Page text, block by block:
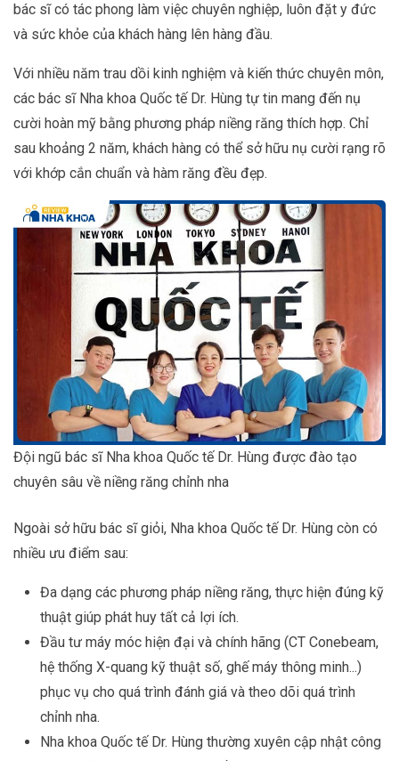
bác sĩ có tác phong làm việc chuyên nghiệp, luôn đặt y đức
và sức khỏe của khách hàng lên hàng đầu.
Với nhiều năm trau dồi kinh nghiệm và kiến thức chuyên môn,
các bác sĩ Nha khoa Quốc tế Dr. Hùng tự tin mang đến nụ
cười hoàn mỹ bằng phương pháp niềng răng thích hợp. Chỉ
sau khoảng 2 năm, khách hàng có thể sở hữu nụ cười rạng rõ
với khớp cắn chuẩn và hàm răng đều đẹp.
Đội ngũ bác sĩ Nha khoa Quốc tế Dr. Hùng được đào tạo
chuyên sâu về niềng răng chỉnh nha
Ngoài sở hữu bác sĩ giỏi, Nha khoa Quốc tế Dr. Hùng còn có
nhiều ưu điểm sau:
Đa dạng các phương pháp niềng răng, thực hiện đúng kỹ
thuật giúp phát huy tất cả lợi ích.
Đầu tư máy móc hiện đại và chính hãng (CT Conebeam,
hệ thống X-quang kỹ thuật số, ghế máy thông minh...)
phục vụ cho quá trình đánh giá và theo dõi quá trình
chỉnh nha.
Nha khoa Quốc tế Dr. Hùng thường xuyên cập nhật công